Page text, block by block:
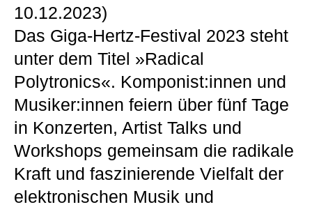
10.12.2023)
Das Giga-Hertz-Festival 2023 steht
unter dem Titel »Radical
Polytronics«. Komponist:innen und
Musiker:innen feiern über fünf Tage
in Konzerten, Artist Talks und
Workshops gemeinsam die radikale
Kraft und faszinierende Vielfalt der
elektronischen Musik und